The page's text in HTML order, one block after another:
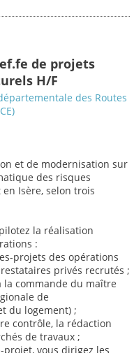
de projets
H/F
des Routes
et de modernisation sur
des risques
Isère, selon trois
la réalisation
:
projets des opérations
privés recrutés ;
la commande du maître
de
du logement) ;
contrôle, la rédaction
de travaux ;
vous dirigez les